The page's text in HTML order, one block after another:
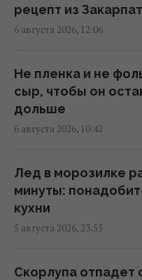
14:08 четверг, 06 августа
копеечный прием
мгновенно
14:07 четверг, 06 августа 2026
бомба: ученые
13:45 четверг, 06 августа
5 самых сложных
13:20 четверг, 06 августа
рецепт из
6 августа 2026, 12:06
Не пленка и не
сыр, чтобы он
дольше
6 августа 2026, 10:42
Лед в морозилке
минуты:
кухни
5 августа 2026, 23:55
Скорлупа отпадет